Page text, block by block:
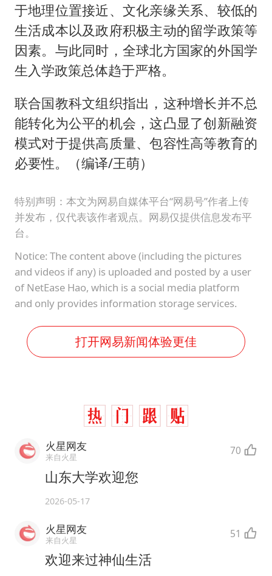
于地理位置接近、文化亲缘关系、较低的
生活成本以及政府积极主动的留学政策等
因素。与此同时，全球北方国家的外国学
生入学政策总体趋于严格。
联合国教科文组织指出，这种增长并不总
能转化为公平的机会，这凸显了创新融资
模式对于提供高质量、包容性高等教育的
必要性。（编译/王萌）
特别声明：本文为网易自媒体平台“网易号”作者上传
并发布，仅代表该作者观点。网易仅提供信息发布平
台。
Notice: The content above (including the pictures
and videos if any) is uploaded and posted by a user
of NetEase Hao, which is a social media platform
and only provides information storage services.
打开网易新闻体验更佳
火星网友
来自火星 70
山东大学欢迎您
2026-05-17
火星网友
来自火星 51
欢迎来过神仙生活